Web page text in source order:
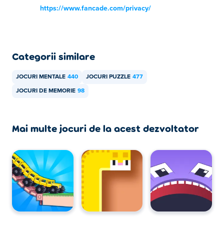
https://www.fancade.com/privacy/
Categorii similare
JOCURI MENTALE 440 JOCURI PUZZLE 477
JOCURI DE MEMORIE 98
Mai multe jocuri de la acest dezvoltator